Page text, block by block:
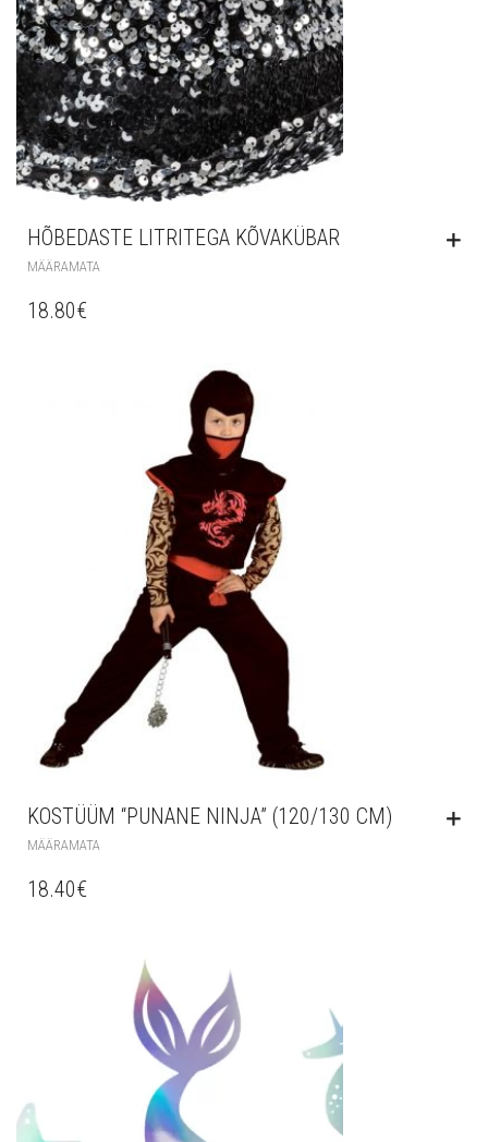
HÕBEDASTE LITRITEGA KÕVAKÜBAR
MÄÄRAMATA
18.80€
KOSTÜÜM “PUNANE NINJA” (120/130 CM)
MÄÄRAMATA
18.40€